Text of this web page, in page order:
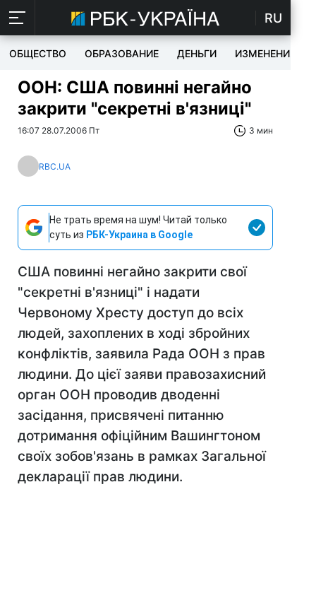
RU
ОБЩЕСТВО ОБРАЗОВАНИЕ ДЕНЬГИ ИЗМЕНЕНИЯ
ООН: США повинні негайно
закрити "секретні в'язниці"
16:07 28.07.2006 Пт 3 мин
RBC.UA
Не трать время на шум! Читай только
суть из РБК-Украина в Google
США повинні негайно закрити свої
"секретні в'язниці" і надати
Червоному Хресту доступ до всіх
людей, захоплених в ході збройних
конфліктів, заявила Рада ООН з прав
людини. До цієї заяви правозахисний
орган ООН проводив дводенні
засідання, присвячені питанню
дотримання офіційним Вашингтоном
своїх зобов'язань в рамках Загальної
декларації прав людини.